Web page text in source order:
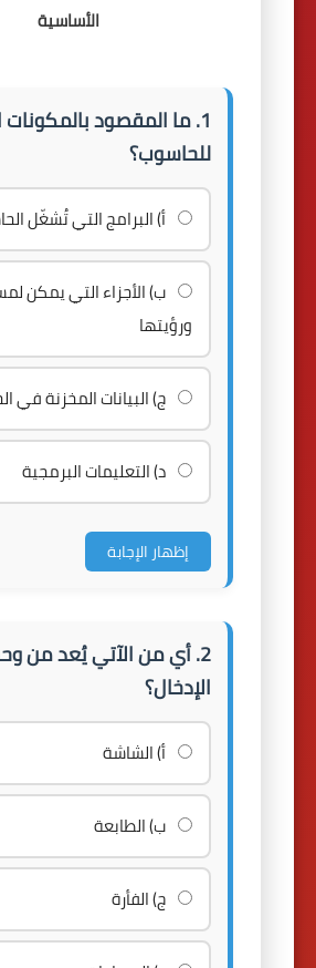
الأساسية
1. ما المقصود بالمكونات
للحاسوب؟
أ) البرامج التي تُشغّل
ب) الأجزاء التي يمكن
ورؤيتها
ج) البيانات المخزنة في
د) التعليمات البرمجية
إظهار الإجابة
2. أي من الآتي يُعد من
الإدخال؟
أ) الشاشة
ب) الطابعة
ج) الفأرة